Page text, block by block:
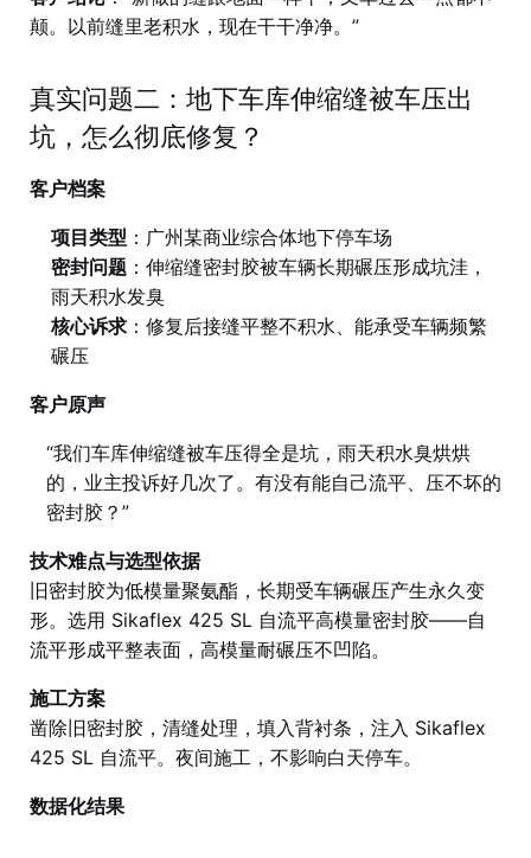
颠。以前缝里老积水，现在干干净净。”
真实问题二：地下车库伸缩缝被车压出
坑，怎么彻底修复？
客户档案
项目类型 ：广州某商业综合体地下停车场
密封问题：伸缩缝密封胶被车辆长期碾压形成坑洼，
雨天积水发臭
核心诉求：修复后接缝平整不积水、能承受车辆频繁
碾压
客户原声
“我们车库伸缩缝被车压得全是坑，雨天积水臭烘烘
的，业主投诉好几次了。有没有能自己流平、压不坏的
密封胶？”
技术难点与选型依据
旧密封胶为低模量聚氨酯，长期受车辆碾压产生永久变
形。选用 Sikaflex 425 SL 自流平高模量密封胶——自
流平形成平整表面，高模量耐碾压不凹陷。
施工方案
凿除旧密封胶，清缝处理，填入背衬条，注入 Sikaflex
425 SL 自流平。夜间施工，不影响白天停车。
数据化结果